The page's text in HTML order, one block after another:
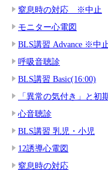
窒息時の対応 ※中止
モニター心電図
BLS講習 Advance ※中止
呼吸音聴診
BLS講習 Basic(16:00)
「異常の気付き」と初
心音聴診
BLS講習 乳児・小児
12誘導心電図
窒息時の対応